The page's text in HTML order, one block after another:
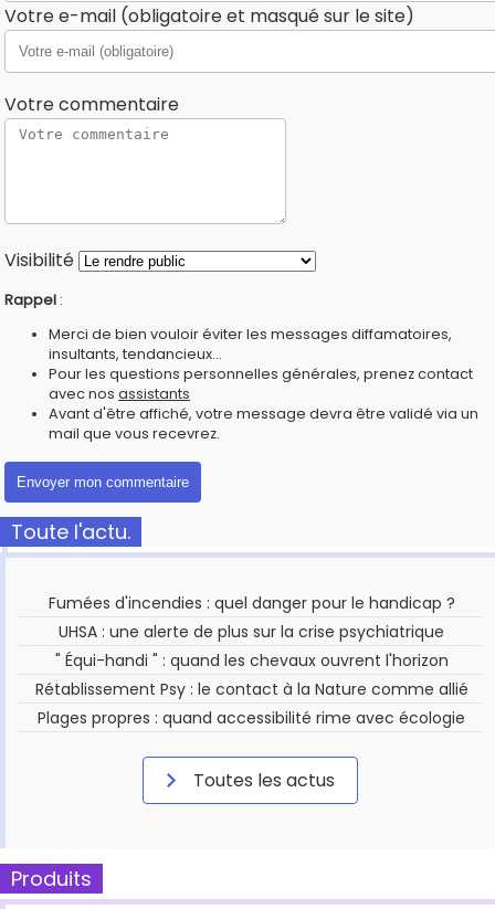
Votre e-mail (obligatoire et masqué sur le site)
Votre commentaire
Visibilité
Rappel :
Merci de bien vouloir éviter les messages diffamatoires,
insultants, tendancieux...
Pour les questions personnelles générales, prenez contact
avec nos assistants
Avant d'être affiché, votre message devra être validé via un
mail que vous recevrez.
Toute l'actu.
Fumées d'incendies : quel danger pour le handicap ?
UHSA : une alerte de plus sur la crise psychiatrique
" Équi-handi " : quand les chevaux ouvrent l'horizon
Rétablissement Psy : le contact à la Nature comme allié
Plages propres : quand accessibilité rime avec écologie
Toutes les actus
Produits